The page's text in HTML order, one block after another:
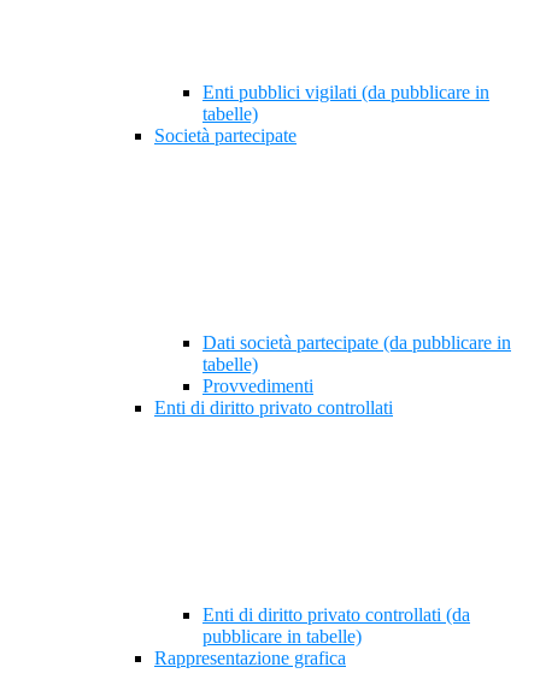
Enti pubblici vigilati (da pubblicare in
tabelle)
Società partecipate
Dati società partecipate (da pubblicare in
tabelle)
Provvedimenti
Enti di diritto privato controllati
Enti di diritto privato controllati (da
pubblicare in tabelle)
Rappresentazione grafica